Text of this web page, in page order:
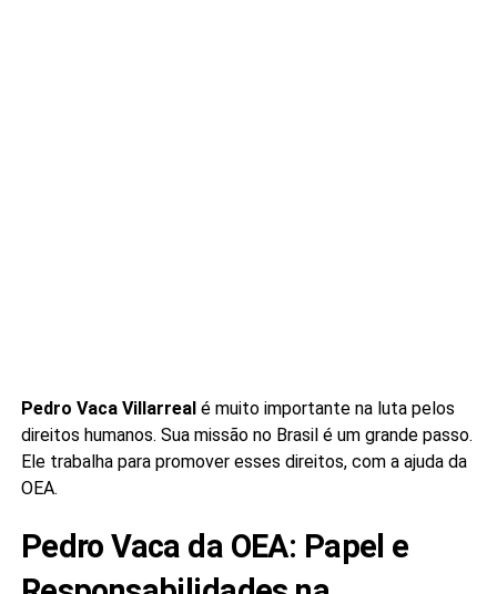
Pedro Vaca Villarrealé muito importante na luta pelos
direitos humanos. Sua missão no Brasil é um grande passo.
Ele trabalha para promover esses direitos, com a ajuda da
OEA.
Pedro Vaca da OEA: Papel e